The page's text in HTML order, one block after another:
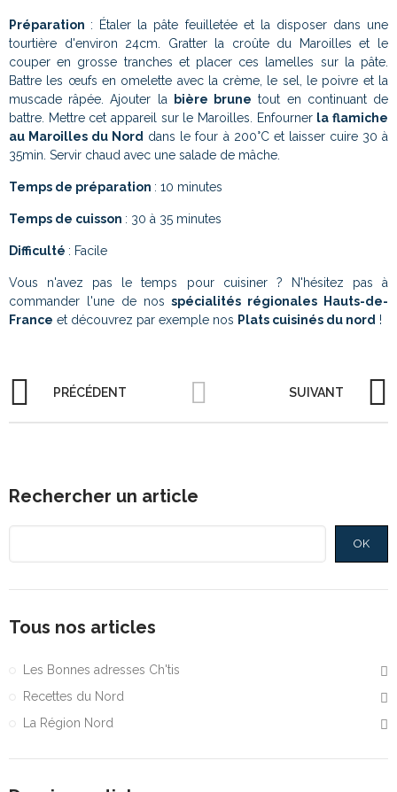
Préparation : Étaler la pâte feuilletée et la disposer dans une
tourtière d'environ 24cm. Gratter la croûte du Maroilles et le
couper en grosse tranches et placer ces lamelles sur la pâte.
Battre les œufs en omelette avec la crème, le sel, le poivre et la
muscade râpée. Ajouter la
bière brune tout en continuant de
battre. Mettre cet appareil sur le Maroilles. Enfourner la flamiche
au Maroilles du Nord dans le four à 200°C et laisser cuire 30 à
35min. Servir chaud avec une salade de mâche.
Temps de préparation : 10 minutes
Temps de cuisson : 30 à 35 minutes
Difficulté : Facile
Vous n'avez pas le temps pour cuisiner ? N'hésitez pas à
commander l'une de nosspécialités régionales Hauts-de-
France et découvrez par exemple nos Plats cuisinés du nord !
PRÉCÉDENT SUIVANT
Rechercher un article
OK
Tous nos articles
Les Bonnes adresses Ch'tis
Recettes du Nord
La Région Nord